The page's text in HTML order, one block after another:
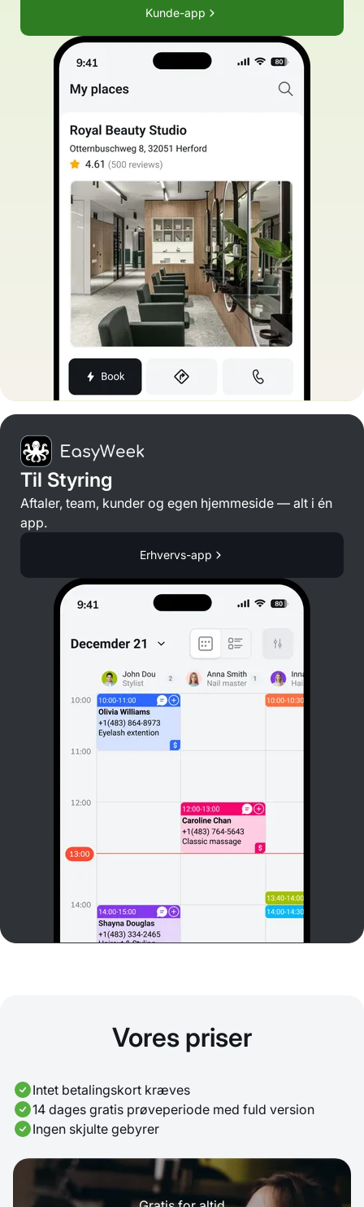
Kunde-app
Til Styring
Aftaler, team, kunder og egen hjemmeside — alt i én
app.
Erhvervs-app
Vores priser
Intet betalingskort kræves
14 dages gratis prøveperiode med fuld version
Ingen skjulte gebyrer